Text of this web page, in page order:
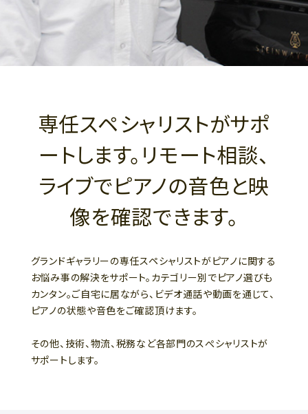
専任スペシャリストがサポ
ートします。リモート相談、
ライブでピアノの音色と映
像を確認できます。
グランドギャラリーの専任スペシャリストがピアノに関する
お悩み事の解決をサポート。カテゴリー別でピアノ選びも
カンタン。ご自宅に居ながら、ビデオ通話や動画を通じて、
ピアノの状態や音色をご確認頂けます。
その他、技術、物流、税務など各部門のスぺシャリストが
サポートします。